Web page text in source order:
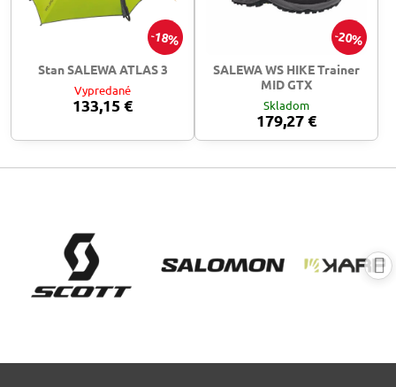
18%
Stan SALEWA ATLAS 3
Vypredané
133,15 €
20%
SALEWA WS HIKE Trainer
MID GTX
Skladom
179,27 €